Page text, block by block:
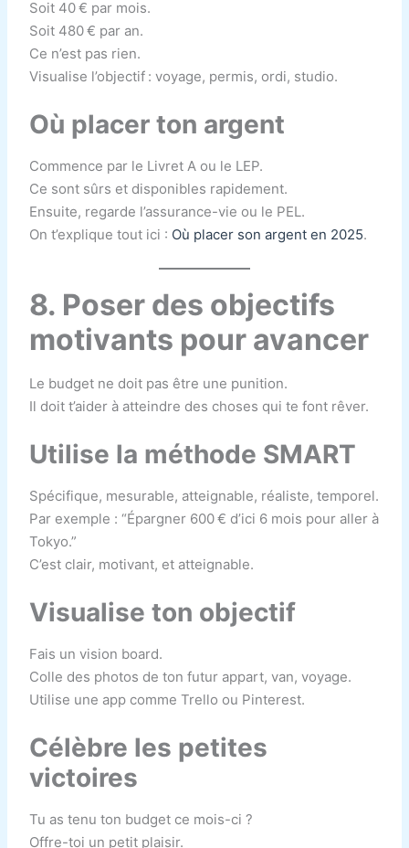
Soit 40 € par mois.
Soit 480 € par an.
Ce n’est pas rien.
Visualise l’objectif : voyage, permis, ordi, studio.
Où placer ton argent
Commence par le Livret A ou le LEP.
Ce sont sûrs et disponibles rapidement.
Ensuite, regarde l’assurance-vie ou le PEL.
On t’explique tout ici : Où placer son argent en 2025.
8. Poser des objectifs
motivants pour avancer
Le budget ne doit pas être une punition.
Il doit t’aider à atteindre des choses qui te font rêver.
Utilise la méthode SMART
Spécifique, mesurable, atteignable, réaliste, temporel.
Par exemple : “Épargner 600 € d’ici 6 mois pour aller à
Tokyo.”
C’est clair, motivant, et atteignable.
Visualise ton objectif
Fais un vision board.
Colle des photos de ton futur appart, van, voyage.
Utilise une app comme Trello ou Pinterest.
Célèbre les petites
victoires
Tu as tenu ton budget ce mois-ci ?
Offre-toi un petit plaisir.